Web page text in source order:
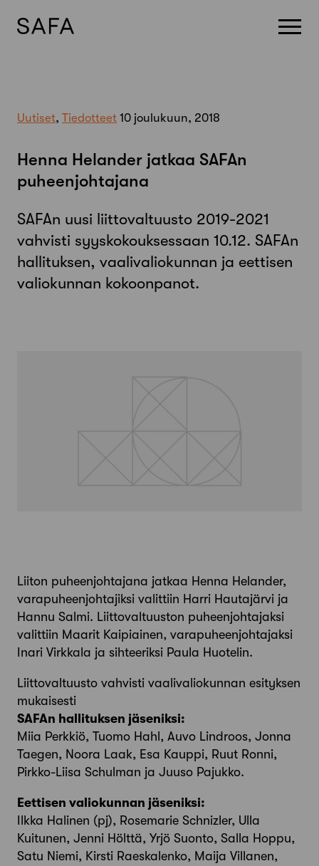
Uutiset, Tiedotteet 10 joulukuun, 2018
Henna Helander jatkaa SAFAn
puheenjohtajana
SAFAn uusi liittovaltuusto 2019-2021
vahvisti syyskokouksessaan 10.12. SAFAn
hallituksen, vaalivaliokunnan ja eettisen
valiokunnan kokoonpanot.
Liiton puheenjohtajana jatkaa Henna Helander,
varapuheenjohtajiksi valittiin Harri Hautajärvi ja
Hannu Salmi. Liittovaltuuston puheenjohtajaksi
valittiin Maarit Kaipiainen, varapuheenjohtajaksi
Inari Virkkala ja sihteeriksi Paula Huotelin.
Liittovaltuusto vahvisti vaalivaliokunnan esityksen
mukaisesti
SAFAn hallituksen jäseniksi:
Miia Perkkiö, Tuomo Hahl, Auvo Lindroos, Jonna
Taegen, Noora Laak, Esa Kauppi, Ruut Ronni,
Pirkko-Liisa Schulman ja Juuso Pajukko.
Eettisen valiokunnan jäseniksi:
Ilkka Halinen (pj), Rosemarie Schnizler, Ulla
Kuitunen, Jenni Hölttä, Yrjö Suonto, Salla Hoppu,
Satu Niemi, Kirsti Raeskalenko, Maija Villanen,